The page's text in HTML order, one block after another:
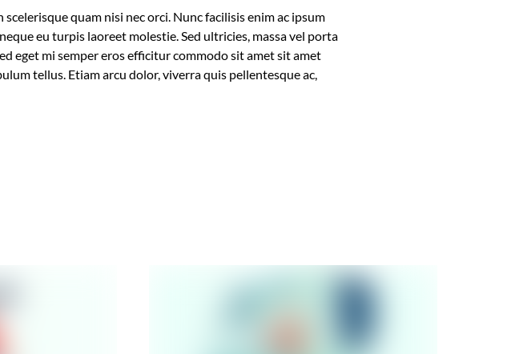
quam nisi nec orci. Nunc facilisis enim ac ipsum
eu turpis laoreet molestie. Sed ultricies, massa vel porta
eget mi semper eros efficitur commodo sit amet sit amet
tellus. Etiam arcu dolor, viverra quis pellentesque ac,